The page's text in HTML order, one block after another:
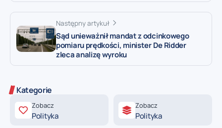
Następny artykuł
Sąd unieważnił mandat z odcinkowego
pomiaru prędkości, minister De Ridder
zleca analizę wyroku
Kategorie
Zobacz
Polityka
Zobacz
Polityka